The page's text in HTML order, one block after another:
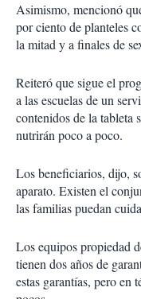
Asimismo, mencionó
por ciento de planteles
la mitad y a finales de
Reiteró que sigue el
a las escuelas de un
contenidos de la tableta
nutrirán poco a poco.
Los beneficiarios, dijo,
aparato. Existen el
las familias puedan
Los equipos propiedad
tienen dos años de
estas garantías, pero en